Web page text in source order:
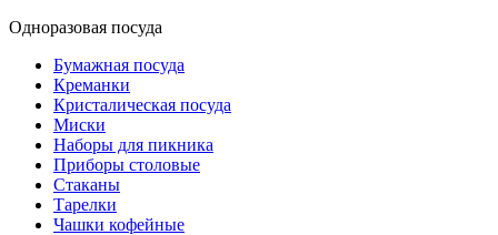
Одноразовая посуда
Бумажная посуда
Креманки
Кристалическая посуда
Миски
Наборы для пикника
Приборы столовые
Стаканы
Тарелки
Чашки кофейные